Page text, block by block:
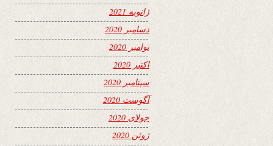
ژانویه 2021
دسامبر 2020
نوامبر 2020
اکتبر 2020
سپتامبر 2020
آگوست 2020
جولای 2020
ژوئن 2020